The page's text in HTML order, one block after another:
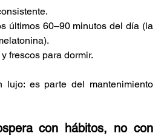
últimos 60–90 minutos del día (la
frescos para dormir.
lujo: es parte del mantenimiento
con hábitos, no con